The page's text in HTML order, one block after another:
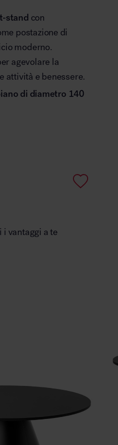
stand con
postazione di
moderno.
agevolare la
attività e benessere.
di diametro 140
i vantaggi a te